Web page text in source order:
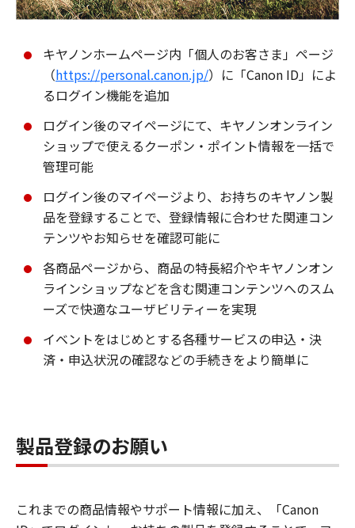
キヤノンホームページ内「個人のお客さま」ページ
（https://personal.canon.jp/）に「Canon ID」によ
るログイン機能を追加
ログイン後のマイページにて、キヤノンオンライン
ショップで使えるクーポン・ポイント情報を一括で
管理可能
ログイン後のマイページより、お持ちのキヤノン製
品を登録することで、登録情報に合わせた関連コン
テンツやお知らせを確認可能に
各商品ページから、商品の特長紹介やキヤノンオン
ラインショップなどを含む関連コンテンツへのスム
ーズで快適なユーザビリティーを実現
イベントをはじめとする各種サービスの申込・決
済・申込状況の確認などの手続きをより簡単に
製品登録のお願い
これまでの商品情報やサポート情報に加え、「Canon